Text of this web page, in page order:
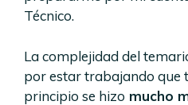
Técnico.
La complejidad del
por estar trabajando que
principio se hizo mucho